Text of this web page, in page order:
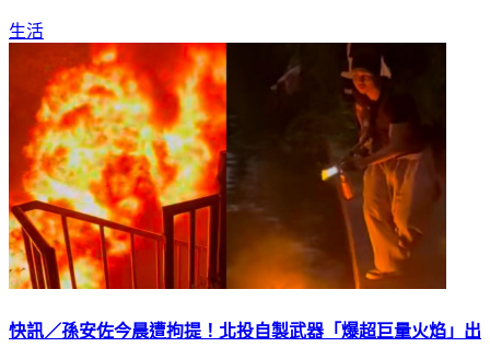
生活
快訊／孫安佐今晨遭拘提！北投自製武器「爆超巨量火焰」出